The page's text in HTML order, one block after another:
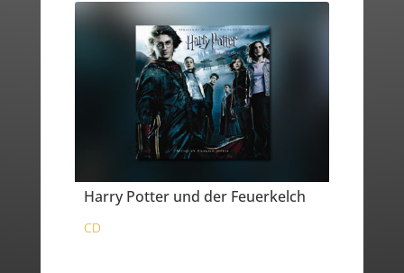
Harry Potter und der Feuerkelch
CD